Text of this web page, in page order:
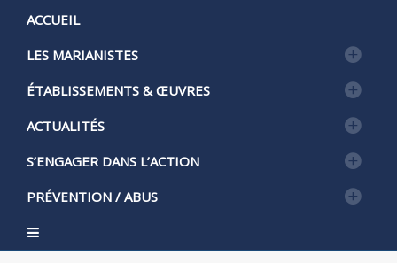
ACCUEIL
LES MARIANISTES
ÉTABLISSEMENTS & ŒUVRES
ACTUALITÉS
S’ENGAGER DANS L’ACTION
PRÉVENTION / ABUS